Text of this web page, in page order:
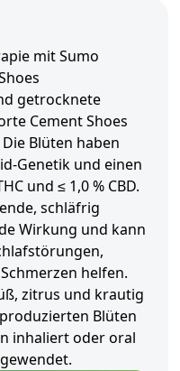
mit Sumo
getrocknete
Cement Shoes
Blüten haben
Genetik und einen
und ≤ 1,0 % CBD.
schläfrig
Wirkung und kann
helfen.
zitrus und krautig
Blüten
inhaliert oder oral